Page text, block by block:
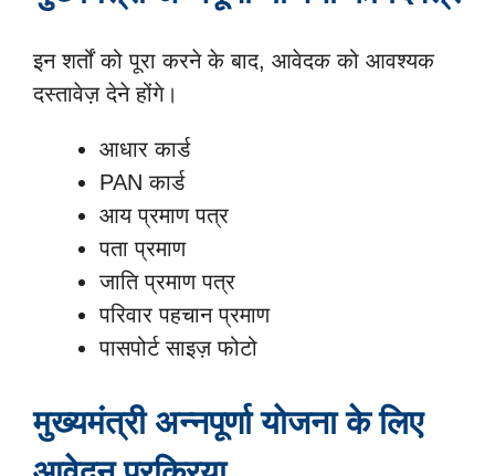
इन शर्तों को पूरा करने के बाद, आवेदक को आवश्यक
दस्तावेज़ देने होंगे।
आधार कार्ड
PAN कार्ड
आय प्रमाण पत्र
पता प्रमाण
जाति प्रमाण पत्र
परिवार पहचान प्रमाण
पासपोर्ट साइज़ फोटो
मुख्यमंत्री अन्नपूर्णा योजना के लिए